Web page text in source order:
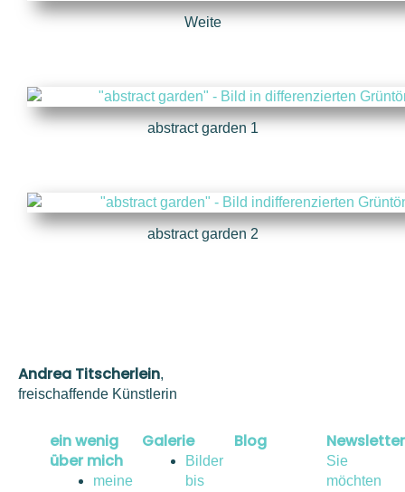
Weite
abstract garden 1
abstract garden 2
Andrea Titscherlein,
freischaffende Künstlerin
ein wenig
über mich
meine
Galerie
Bilder
bis
Blog Newsletter
Sie
möchten